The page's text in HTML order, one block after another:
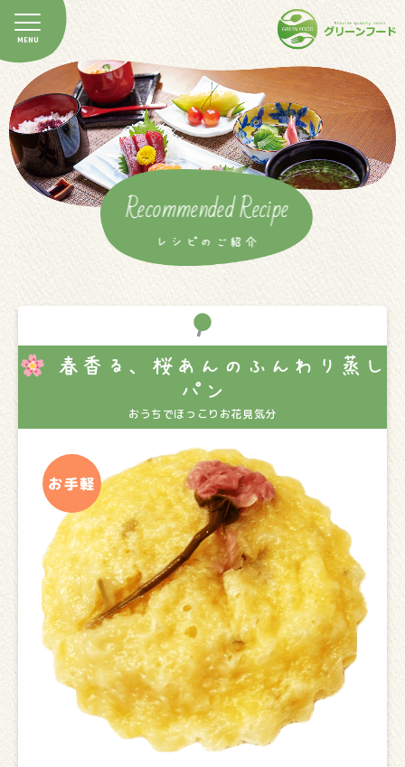
Recommended Recipe
レシピのご紹介
春香る、桜あんのふんわり蒸し
パン
おうちでほっこりお花見気分